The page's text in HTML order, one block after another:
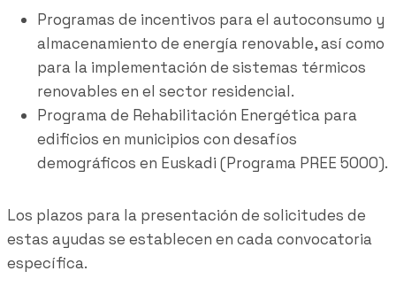
Programas de incentivos para el autoconsumo y
almacenamiento de energía renovable, así como
para la implementación de sistemas térmicos
renovables en el sector residencial.
Programa de Rehabilitación Energética para
edificios en municipios con desafíos
demográficos en Euskadi (Programa PREE 5000).
Los plazos para la presentación de solicitudes de
estas ayudas se establecen en cada convocatoria
específica.